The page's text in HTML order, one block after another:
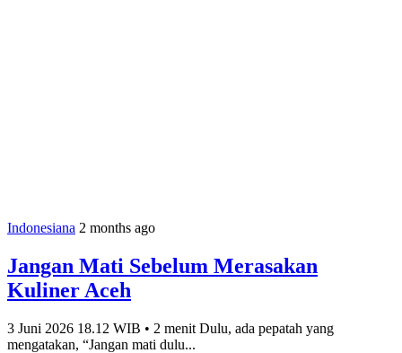
Indonesiana 2 months ago
Jangan Mati Sebelum Merasakan
Kuliner Aceh
3 Juni 2026 18.12 WIB • 2 menit Dulu, ada pepatah yang
mengatakan, “Jangan mati dulu...